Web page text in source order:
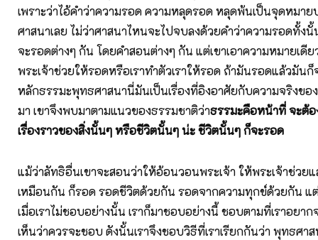
เพราะว่าไอ้คำว่าความรอด ความหลุดรอด หลุดพ้นเป็นจุดหมา
ศาสนาเลย ไม่ว่าศาสนาไหนจะไปจบลงด้วยคำว่าความรอดทั้ง
จะรอดต่างๆ กัน โดยคำสอนต่างๆ กัน แต่เขาเอาความหมายเดี
พระเจ้าช่วยให้รอดหรือเราทำตัวเราให้รอด ถ้ามันรอดแล้วมันก็
หลักธรรมะพุทธศาสนานี่มันเป็นเรื่องที่อิงอาศัยกับความจริงขอ
มา เขาจึงพบมาตามแนวของธรรมชาติว่าธรรมะคือหน้าที่ จะต้
เรื่องราวของสิ่งนั้นๆ หรือชีวิตนั้นๆ น่ะ ชีวิตนั้นๆ ก็จะรอด
แม้ว่าลัทธิอื่นเขาจะสอนว่าให้อ้อนวอนพระเจ้า ให้พระเจ้าช่วย
เหมือนกัน ก็รอด รอดชีวิตด้วยกัน รอดจากความทุกข์ด้วยกัน แ
เมื่อเราไม่ชอบอย่างนั้น เราก็มาชอบอย่างนี้ ชอบตามที่เราอยา
เห็นว่าควรจะชอบ ดังนั้นเราจึงชอบวิธีที่เราเรียกกันว่า พุทธศา